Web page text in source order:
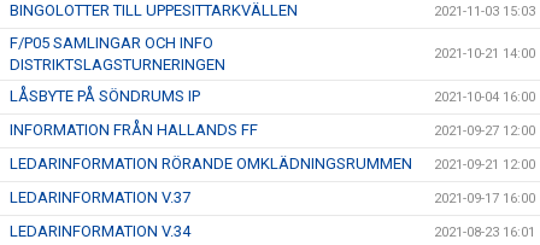
BINGOLOTTER TILL UPPESITTARKVÄLLEN 2021-11-03 15:03
F/P05 SAMLINGAR OCH INFO
DISTRIKTSLAGSTURNERINGEN
2021-10-21 14:00
LÅSBYTE PÅ SÖNDRUMS IP 2021-10-04 16:00
INFORMATION FRÅN HALLANDS FF 2021-09-27 12:00
LEDARINFORMATION RÖRANDE OMKLÄDNINGSRUMMEN 2021-09-21 12:00
LEDARINFORMATION V.37 2021-09-17 16:00
LEDARINFORMATION V.34 2021-08-23 16:01